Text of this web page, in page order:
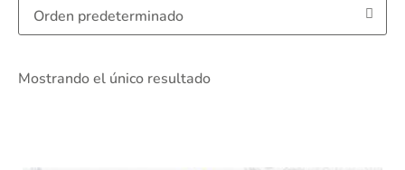
Mostrando el único resultado